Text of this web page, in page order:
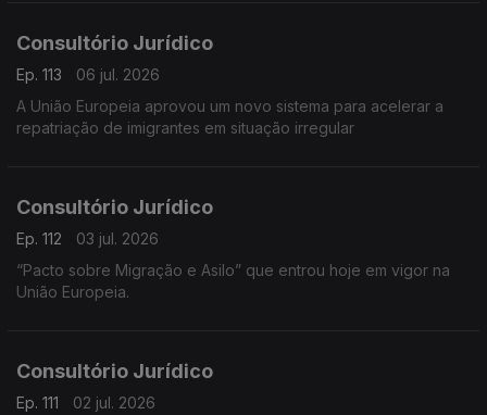
Consultório Jurídico
Ep. 113
06 jul. 2026
A União Europeia aprovou um novo sistema para acelerar a
repatriação de imigrantes em situação irregular
Consultório Jurídico
Ep. 112
03 jul. 2026
“Pacto sobre Migração e Asilo” que entrou hoje em vigor na
União Europeia.
Consultório Jurídico
Ep. 111
02 jul. 2026